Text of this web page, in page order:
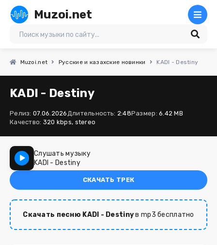
Muzoi.net
Muzoi.net Русские и казахские новинки KADI - Destiny
KADI - Destiny
Релиз: 07.06.2026Длительность: 2:48Размер: 6.42 MB
Качество: 320 kbps, stereo
Слушать музыку
KADI - Destiny
СКАЧАТЬ ТРЕК
Скачать песню KADI - Destinyв mp3 бесплатно